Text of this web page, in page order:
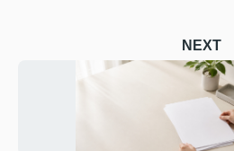
NEXT